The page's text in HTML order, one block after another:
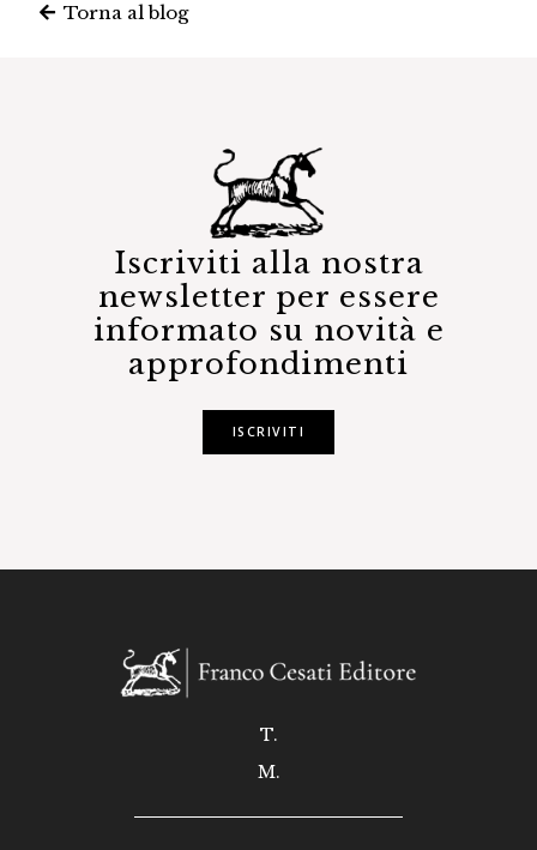
Torna al blog
Iscriviti alla nostra
newsletter per essere
informato su novità e
approfondimenti
ISCRIVITI
T.
M.